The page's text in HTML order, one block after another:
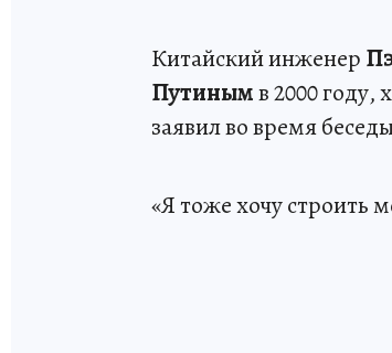
Китайский инженер
Путинымв 2000
заявил во время
«Я тоже хочу строить